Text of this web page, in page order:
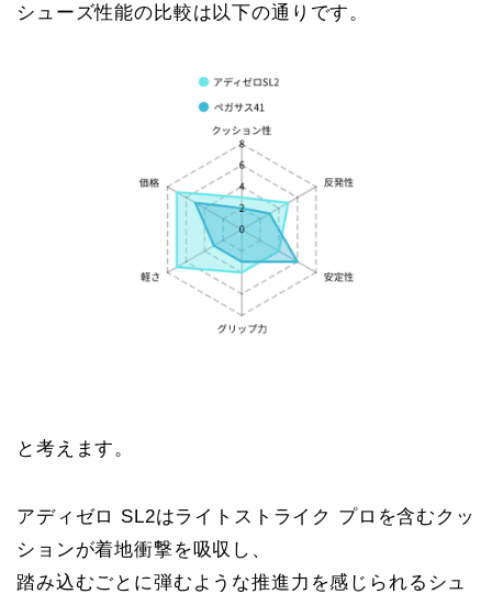
シューズ性能の比較は以下の通りです。
と考えます。
アディゼロ SL2はライトストライク プロを含むクッ
ションが着地衝撃を吸収し、
踏み込むごとに弾むような推進力を感じられるシュ